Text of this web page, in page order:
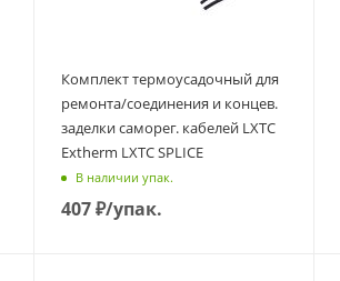
Комплект термоусадочный для
ремонта/соединения и концев.
заделки саморег. кабелей LXTC
Extherm LXTC SPLICE
В наличии упак.
407₽/упак.